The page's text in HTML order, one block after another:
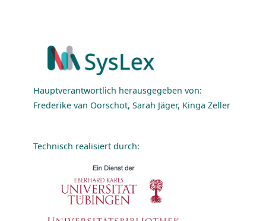
Hauptverantwortlich herausgegeben von:
Frederike van Oorschot, Sarah Jäger, Kinga Zeller
Technisch realisiert durch: